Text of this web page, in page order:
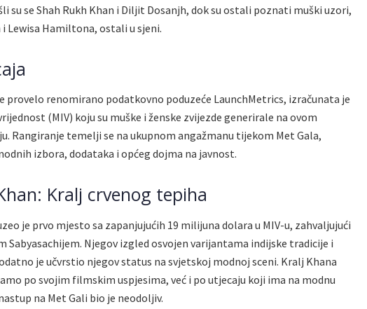
su se Shah Rukh Khan i Diljit Dosanjh, dok su ostali poznati muški uzori,
i Lewisa Hamiltona, ostali u sjeni.
provelo renomirano podatkovno poduzeće LaunchMetrics, izračunata je
(MIV) koju su muške i ženske zvijezde generirale na ovom
Rangiranje temelji se na ukupnom angažmanu tijekom Met Gala,
izbora, dodataka i općeg dojma na javnost.
Kralj crvenog tepiha
je prvo mjesto sa zapanjujućih 19 milijuna dolara u MIV-u, zahvaljujući
Sabyasachijem. Njegov izgled osvojen varijantama indijske tradicije i
je učvrstio njegov status na svjetskoj modnoj sceni. Kralj Khana
po svojim filmskim uspjesima, već i po utjecaju koji ima na modnu
na Met Gali bio je neodoljiv.